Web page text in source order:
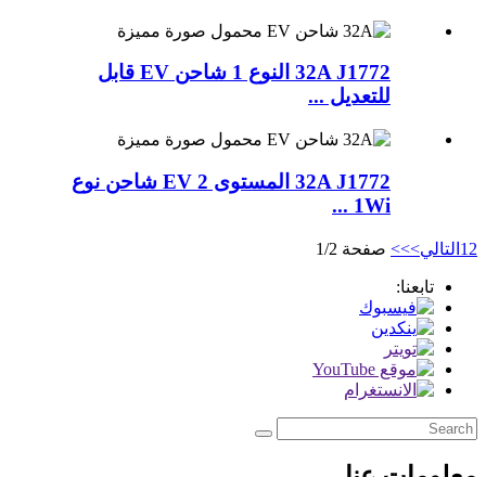
32A J1772 النوع 1 شاحن EV قابل
للتعديل ...
32A J1772 المستوى 2 EV شاحن نوع
1Wi ...
1 2 التالي>>> صفحة 1/2
تابعنا: